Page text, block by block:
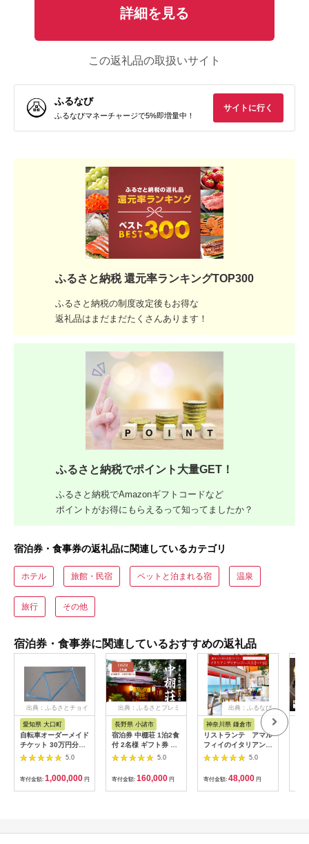
詳細を見る
この返礼品の取扱いサイト
ふるなび
ふるなびマネーチャージで5%即増量中！
サイトに行く
ふるさと納税 還元率ランキングTOP300
ふるさと納税の制度改定後もお得な
返礼品はまだまだたくさんあります！
ふるさと納税でポイント大量GET！
ふるさと納税でAmazonギフトコードなど
ポイントがお得にもらえるって知ってましたか？
宿泊券・食事券の返礼品に関連しているカテゴリ
ホテル 旅館・民宿 ペットと泊まれる宿 温泉
旅行 その他
宿泊券・食事券に関連しているおすすめの返礼品
出典：ふるさとチョイ
ス
愛知県 大口町
自転車オーダーメイド
チケット 30万円分
【1360365】
5.0
寄付金額: 1,000,000 円
出典：ふるさとプレミ
アム
長野県 小諸市
宿泊券 中棚荘 1泊2食
付 2名様 ギフト券 チ
ケット 券 宿泊 旅行
5.0
寄付金額: 160,000 円
出典：ふるなび
神奈川県 鎌倉市
リストランテ アマル
フィイのイタリアンデ
ィナーコースA ペア
5.0
寄付金額: 48,000 円